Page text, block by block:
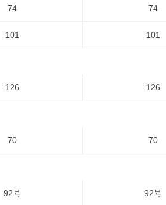
74 74
101 101
126 126
70 70
92号 92号